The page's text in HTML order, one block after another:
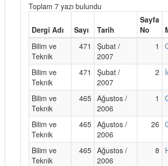
Toplam 7 yazı bulundu
Dergi Adı Sayı Tarih
Sayfa
No
Bilim ve
Teknik
471
Şubat /
2007
1
Bilim ve
Teknik
471
Şubat /
2007
2
Bilim ve
Teknik
465 Ağustos /
2006
1
Bilim ve
Teknik
465 Ağustos /
2006
26
Bilim ve
Teknik
465 Ağustos /
2006
8